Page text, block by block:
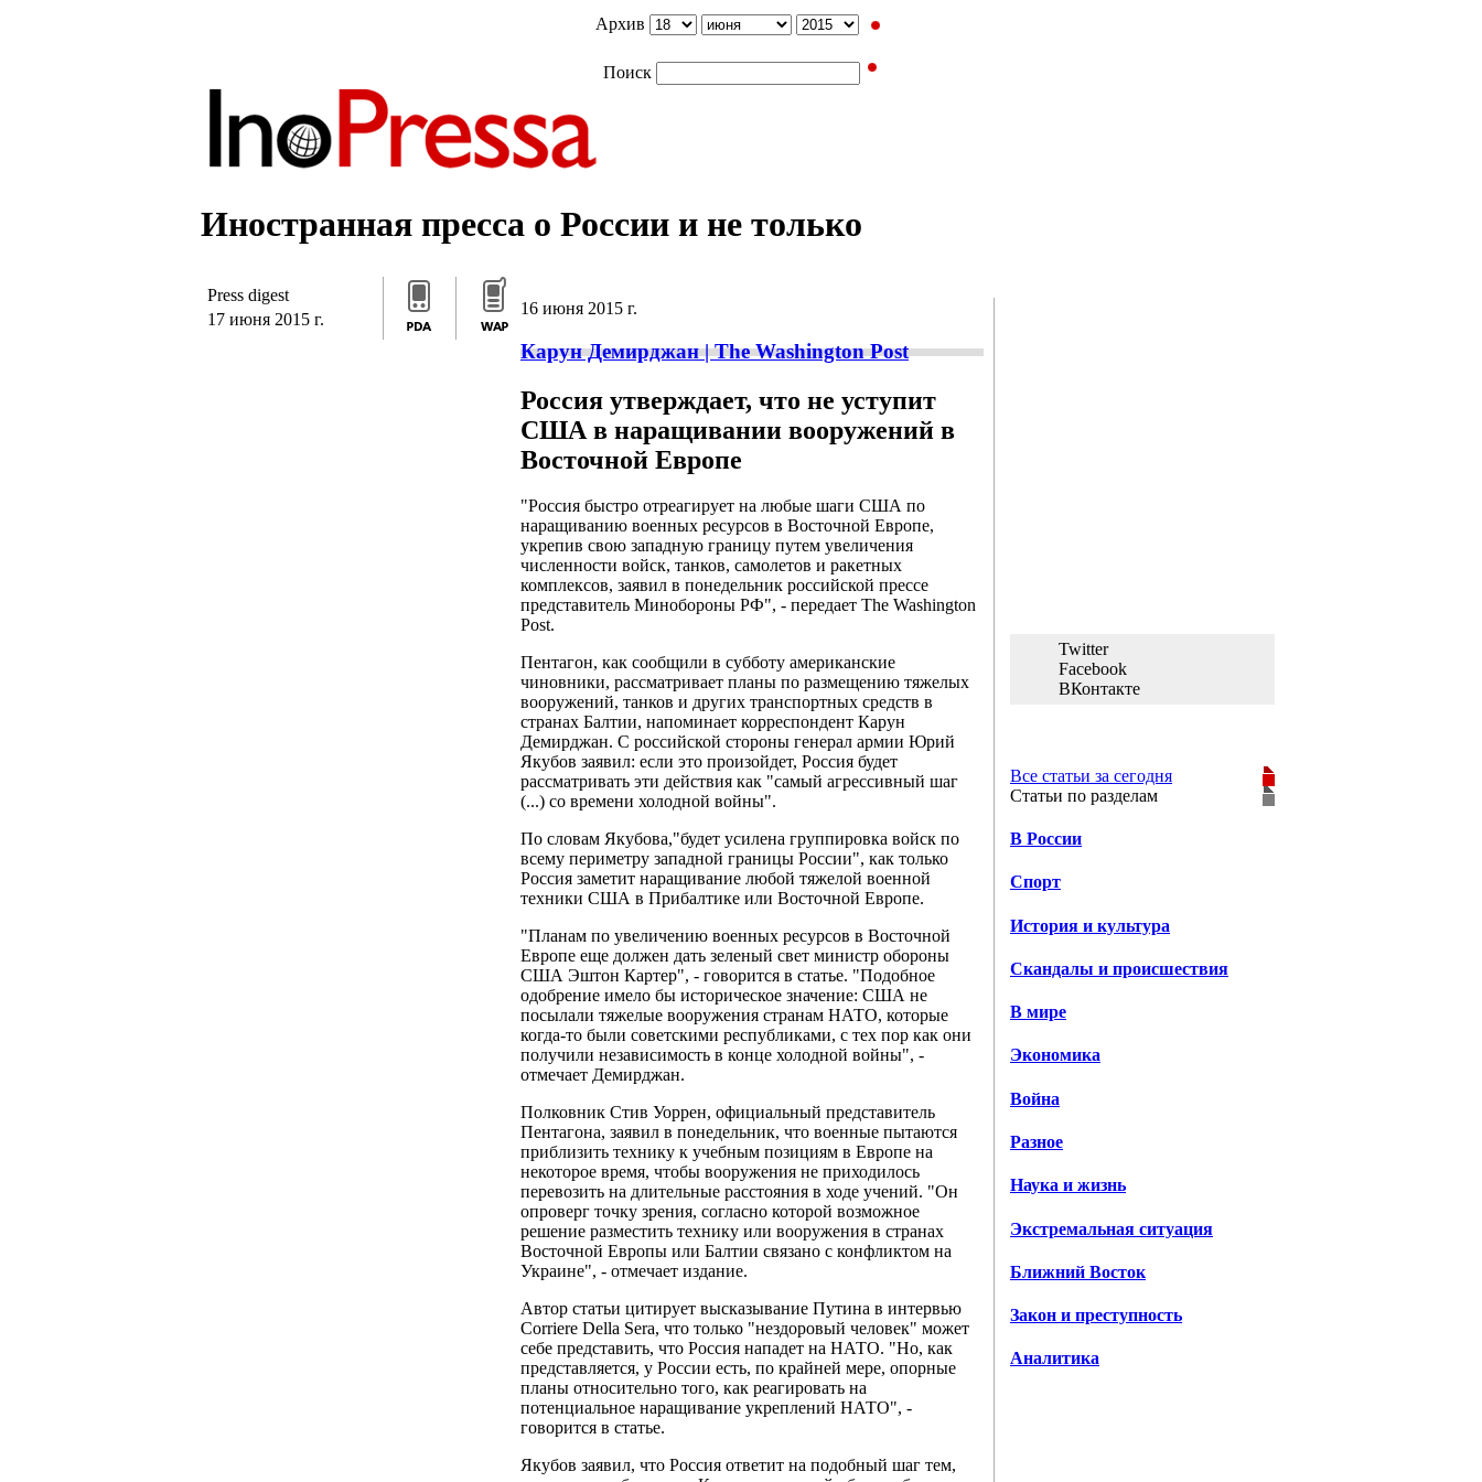
Архив
Поиск
Иностранная пресса о России и не только
Press digest
17 июня 2015 г.
16 июня 2015 г.
Карун Демирджан | The Washington Post
Россия утверждает, что не уступит
США в наращивании вооружений в
Восточной Европе
"Россия быстро отреагирует на любые шаги США по
наращиванию военных ресурсов в Восточной Европе,
укрепив свою западную границу путем увеличения
численности войск, танков, самолетов и ракетных
комплексов, заявил в понедельник российской прессе
представитель Минобороны РФ", - передает The Washington
Post.
Пентагон, как сообщили в субботу американские
чиновники, рассматривает планы по размещению тяжелых
вооружений, танков и других транспортных средств в
странах Балтии, напоминает корреспондент Карун
Демирджан. С российской стороны генерал армии Юрий
Якубов заявил: если это произойдет, Россия будет
рассматривать эти действия как "самый агрессивный шаг
(...) со времени холодной войны".
По словам Якубова,"будет усилена группировка войск по
всему периметру западной границы России", как только
Россия заметит наращивание любой тяжелой военной
техники США в Прибалтике или Восточной Европе.
"Планам по увеличению военных ресурсов в Восточной
Европе еще должен дать зеленый свет министр обороны
США Эштон Картер", - говорится в статье. "Подобное
одобрение имело бы историческое значение: США не
посылали тяжелые вооружения странам НАТО, которые
когда-то были советскими республиками, с тех пор как они
получили независимость в конце холодной войны", -
отмечает Демирджан.
Полковник Стив Уоррен, официальный представитель
Пентагона, заявил в понедельник, что военные пытаются
приблизить технику к учебным позициям в Европе на
некоторое время, чтобы вооружения не приходилось
перевозить на длительные расстояния в ходе учений. "Он
опроверг точку зрения, согласно которой возможное
решение разместить технику или вооружения в странах
Восточной Европы или Балтии связано с конфликтом на
Украине", - отмечает издание.
Автор статьи цитирует высказывание Путина в интервью
Corriere Della Sera, что только "нездоровый человек" может
себе представить, что Россия нападет на НАТО. "Но, как
представляется, у России есть, по крайней мере, опорные
планы относительно того, как реагировать на
потенциальное наращивание укреплений НАТО", -
говорится в статье.
Якубов заявил, что Россия ответит на подобный шаг тем,
Twitter
Facebook
ВКонтакте
Все статьи за сегодня
Статьи по разделам
В России
Спорт
История и культура
Скандалы и происшествия
В мире
Экономика
Война
Разное
Наука и жизнь
Экстремальная ситуация
Ближний Восток
Закон и преступность
Аналитика